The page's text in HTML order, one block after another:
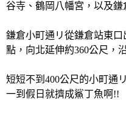
谷寺、鶴岡八幡宮，以及鎌
鎌倉小町通リ從鎌倉站東
點，向北延伸約360公尺，
短短不到400公尺的小町通
一到假日就擠成鯊丁魚啊!!